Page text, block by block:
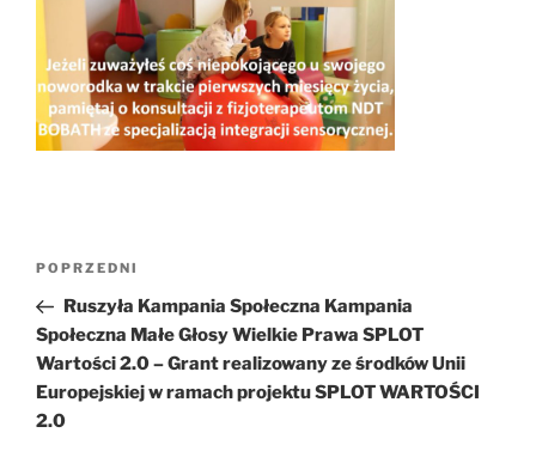
Nawigacja
Poprzedni
wpis
POPRZEDNI
Ruszyła Kampania Społeczna Kampania
Społeczna Małe Głosy Wielkie Prawa SPLOT
Wartości 2.0 – Grant realizowany ze środków Unii
Europejskiej w ramach projektu SPLOT WARTOŚCI
2.0